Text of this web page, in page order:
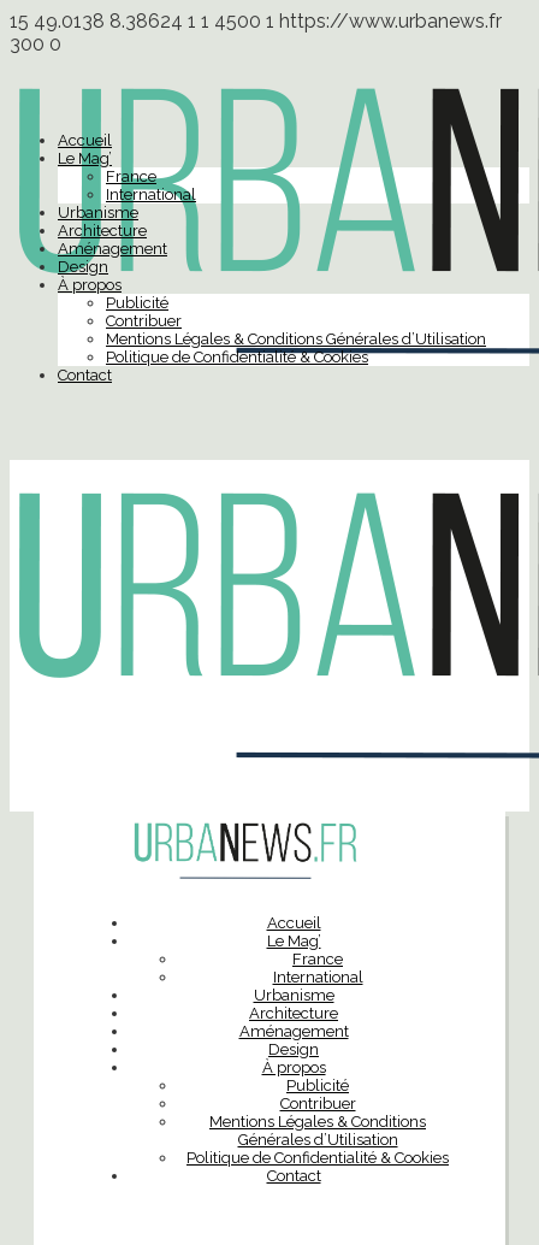
15 49.0138 8.38624 1 1 4500 1 https://www.urbanews.fr
300 0
Accueil
Le Mag’
France
International
Urbanisme
Architecture
Aménagement
Design
À propos
Publicité
Contribuer
Mentions Légales & Conditions Générales d’Utilisation
Politique de Confidentialité & Cookies
Contact
Accueil
Le Mag’
France
International
Urbanisme
Architecture
Aménagement
Design
À propos
Publicité
Contribuer
Mentions Légales & Conditions
Générales d’Utilisation
Politique de Confidentialité & Cookies
Contact